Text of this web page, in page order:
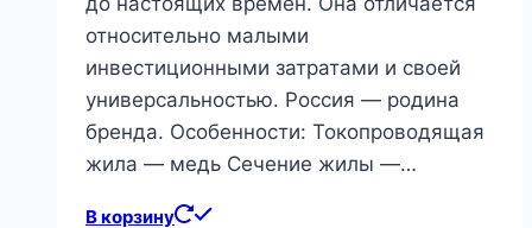
относительно малыми
инвестиционными затратами и своей
универсальностью. Россия — родина
бренда. Особенности: Токопроводящая
жила — медь Сечение жилы —…
В корзину